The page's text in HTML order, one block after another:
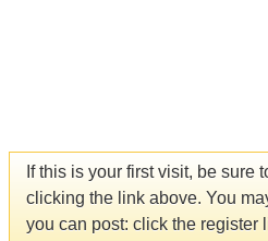
If this is your first visit, be sure
clicking the link above. You
you can post: click the register